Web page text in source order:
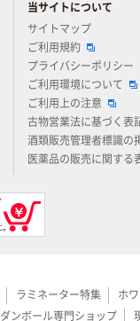
当サイトについて
サイトマップ
ご利用規約
プライバシーポリシー
ご利用環境について
ご利用上の注意
古物営業法に基づく表
酒類販売管理者標識の
医薬品の販売に関する
ラミネーター特集 ホ
ダンボール専門ショップ